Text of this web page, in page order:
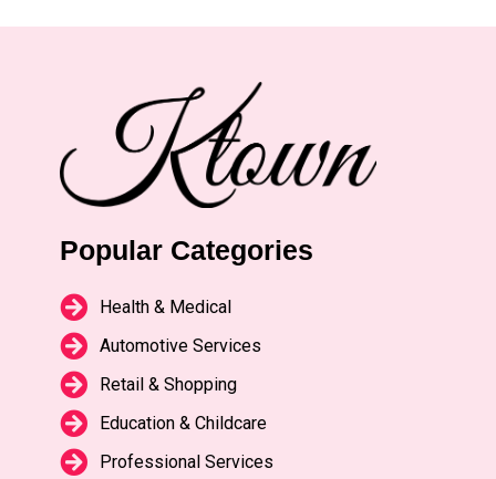
Popular Categories
Health & Medical
Automotive Services
Retail & Shopping
Education & Childcare
Professional Services